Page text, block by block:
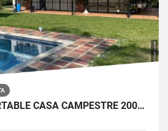
SE VENDE COMFORTABLE CASA CAMPESTRE 200MTRS2 VÍA AL CAIMO